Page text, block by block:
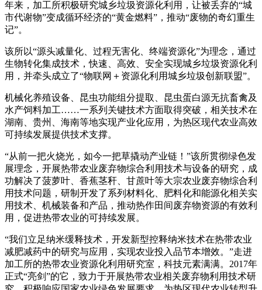
年来，加工所积极研究城乡垃圾资源化利用，让被丢弃的“城
市代谢物”变成循环经济的“黄金燃料”，推动“废物的奇幻重生
记”。
该所以“源头减量化、过程无害化、终端资源化”为理念，通过
生物转化集成技术，快速、高效、安全实现城乡垃圾资源化利
用，并牵头成立了“物联网＋资源化利用城乡垃圾创新联盟”。
机械化养殖设备、昆虫功能组分提取、昆虫蛋白源无抗畜禽及
水产饲料加工……一系列关键技术方面取得突破，相关技术在
湖南、贵州、海南等地实现产业化应用，为热区现代农业高效
可持续发展提供技术支撑。
“从前一把火烧光，如今一把草撬动产业链！”该所贯彻绿色发
展理念，开展热带农业废弃物综合利用技术与设备的研究，成
功解决了菠萝叶、香蕉茎秆、甘蔗叶等大宗农业废弃物综合利
用技术问题，研制开发了系列材料化、肥料化和能源化相关实
用技术、机械装备和产品，推动热作田间废弃物资源的有效利
用，促进热带农业的可持续发展。
“我们立足纳米缓释技术，开发新型控释纳米技术在热带农业
减肥减药中的研究与应用，实现农业投入品节本增效。”走进
加工所的热带农业资源化利用研究室，科技元素满满。2017年
正式“亮剑”的它，致力于开展热带农业相关废弃物利用技术研